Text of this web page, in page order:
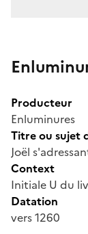
Producteur
Enluminures
Titre ou sujet
Joël
Context
Initiale U du
Datation
vers 1260